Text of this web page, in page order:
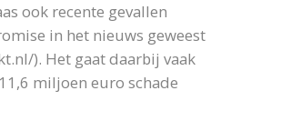
ook recente gevallen
in het nieuws geweest
). Het gaat daarbij vaak
miljoen euro schade